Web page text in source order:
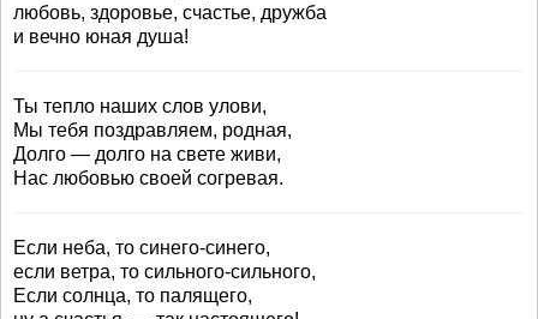
любовь, здоровье, счастье, дружба
и вечно юная душа!
Ты тепло наших слов улови,
Мы тебя поздравляем, родная,
Долго — долго на свете живи,
Нас любовью своей согревая.
Если неба, то синего-синего,
если ветра, то сильного-сильного,
Если солнца, то палящего,